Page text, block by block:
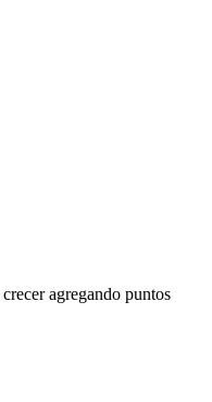
agregando puntos